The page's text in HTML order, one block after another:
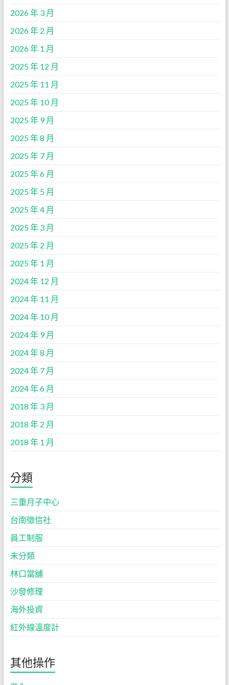
2026 年 3 月
2026 年 2 月
2026 年 1 月
2025 年 12 月
2025 年 11 月
2025 年 10 月
2025 年 9 月
2025 年 8 月
2025 年 7 月
2025 年 6 月
2025 年 5 月
2025 年 4 月
2025 年 3 月
2025 年 2 月
2025 年 1 月
2024 年 12 月
2024 年 11 月
2024 年 10 月
2024 年 9 月
2024 年 8 月
2024 年 7 月
2024 年 6 月
2018 年 3 月
2018 年 2 月
2018 年 1 月
分類
三重月子中心
台南徵信社
員工制服
未分類
林口當舖
沙發修理
海外投資
紅外線溫度計
其他操作